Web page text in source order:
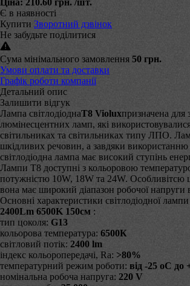
Ціна: 210.60 грн. /шт.
Є в наявності
Купити Зворотний дзвінок
Не забудьте поділитися
Сума мінімального замовлення 50 грн.
Умови оплати та доставки
Графік роботи компанії
Детальний опис
Залишити відгук
Лампа світлодіоднаT8 Violuxпризначена для
люмінесцентних ламп, які
світильниках та світильниках типу ЛПО.
шкідливих речовин, а завдяки використанню
світлодіодна лампа має високий ступінь
Лампи Т8 доступні з кольоровою
потужністю 10W, 18W та 24W. Особливітсю
вона має широкий діапазон робочої напруги
Основні характеристики світлодіодної лампи
2400Lm 6500K 150см :
тип цоколя: G13
кольорова температура: 6500К
світловий потік: 2400 lm
індекс кольоропередачі, Ra: >80%
температурний режим роботи: від -25 oC до
номінальна робоча напруга: 220 V